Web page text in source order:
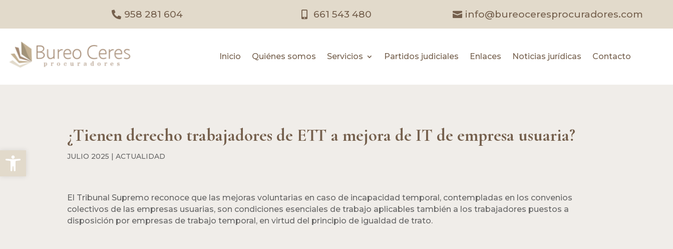
Abrir barra de herramientas
958 281 604 661 543 480 info@bureoceresprocuradores.com
Inicio Quiénes somos Servicios Partidos judiciales Enlaces Noticias jurídicas Contacto
¿Tienen derecho trabajadores de ETT a mejora de IT de empresa usuaria?
JULIO 2025 |ACTUALIDAD
El Tribunal Supremo reconoce que las mejoras voluntarias en caso de incapacidad temporal, contempladas en los convenios
colectivos de las empresas usuarias, son condiciones esenciales de trabajo aplicables también a los trabajadores puestos a
disposición por empresas de trabajo temporal, en virtud del principio de igualdad de trato.